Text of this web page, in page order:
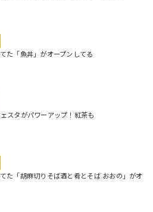
た「魚丼」がオープンしてる
スタがパワーアップ！紅茶も
た「胡麻切りそば酒と肴とそば おおの」がオ